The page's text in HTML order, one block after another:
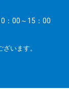
：00～15：00
います。